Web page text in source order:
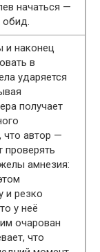
начаться —
обид.
и наконец
в
ударяется
получает
что автор —
проверять
амнезия:
и резко
у неё
очарован
что